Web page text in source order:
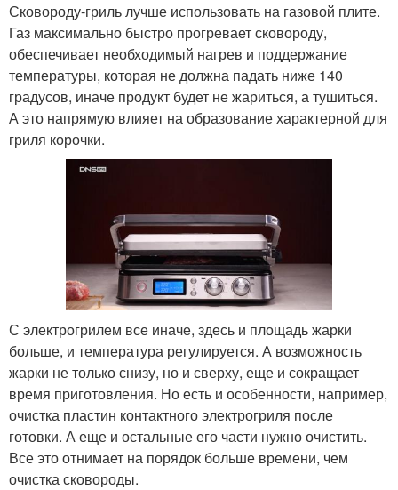
Сковороду-гриль лучше использовать на газовой плите.
Газ максимально быстро прогревает сковороду,
обеспечивает необходимый нагрев и поддержание
температуры, которая не должна падать ниже 140
градусов, иначе продукт будет не жариться, а тушиться.
А это напрямую влияет на образование характерной для
гриля корочки.
С электрогрилем все иначе, здесь и площадь жарки
больше, и температура регулируется. А возможность
жарки не только снизу, но и сверху, еще и сокращает
время приготовления. Но есть и особенности, например,
очистка пластин контактного электрогриля после
готовки. А еще и остальные его части нужно очистить.
Все это отнимает на порядок больше времени, чем
очистка сковороды.